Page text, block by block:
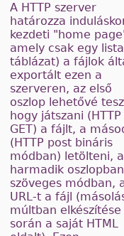
A HTTP szerver
határozza
kezdeti "home
amely csak egy
táblázat) a fájlok
exportált ezen a
szerveren, az első
oszlop lehetővé
hogy játszani (HTTP
GET) a fájlt, a
(HTTP post bináris
módban) letölteni, a
harmadik oszlopban
szöveges módban,
URL-t a fájl
múltban elkészítése
során a saját HTML